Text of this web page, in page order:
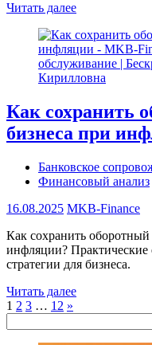
Читать далее
Как сохранить
бизнеса при
Банковское
Финансовый анализ
16.08.2025 MKB-Finance
Как сохранить
инфляции?
стратегии для бизнеса.
Читать далее
Пагинация
записей
1 2 3 … 12 Следующие
»